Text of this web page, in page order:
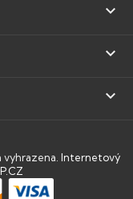



vyhrazena. Internetový